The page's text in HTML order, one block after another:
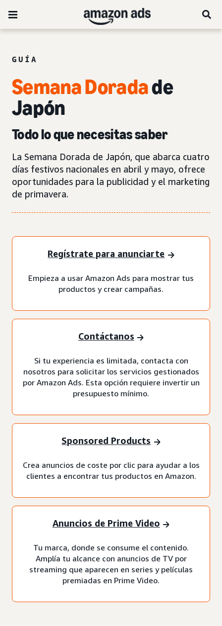
GUÍA
Semana Doradade
Japón
Todo lo que necesitas saber
La Semana Dorada de Japón, que abarca cuatro
días festivos nacionales en abril y mayo, ofrece
oportunidades para la publicidad y el marketing
de primavera.
Regístrate para anunciarte
Empieza a usar Amazon Ads para mostrar tus
productos y crear campañas.
Contáctanos
Si tu experiencia es limitada, contacta con
nosotros para solicitar los servicios gestionados
por Amazon Ads. Esta opción requiere invertir un
presupuesto mínimo.
Sponsored Products
Crea anuncios de coste por clic para ayudar a los
clientes a encontrar tus productos en Amazon.
Anuncios de Prime Video
Tu marca, donde se consume el contenido.
Amplía tu alcance con anuncios de TV por
streaming que aparecen en series y películas
premiadas en Prime Video.